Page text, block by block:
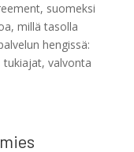
suomeksi
millä tasolla
hengissä:
valvonta